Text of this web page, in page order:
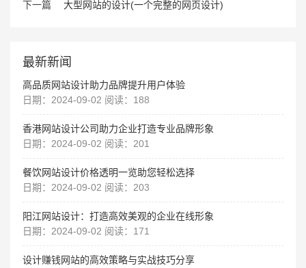
下一篇
大型网站的设计(一个完整的网页设计)
最新新闻
高品质网站设计助力品牌提升用户体验
日期：2024-09-02 阅读：188
香港网站设计公司助力企业打造专业品牌形象
日期：2024-09-02 阅读：201
餐饮网站设计价格透明一览助您轻松选择
日期：2024-09-02 阅读：203
阳江网站设计：打造高效美观的企业在线形象
日期：2024-09-02 阅读：171
设计赚钱网站的高效策略与实战技巧分享